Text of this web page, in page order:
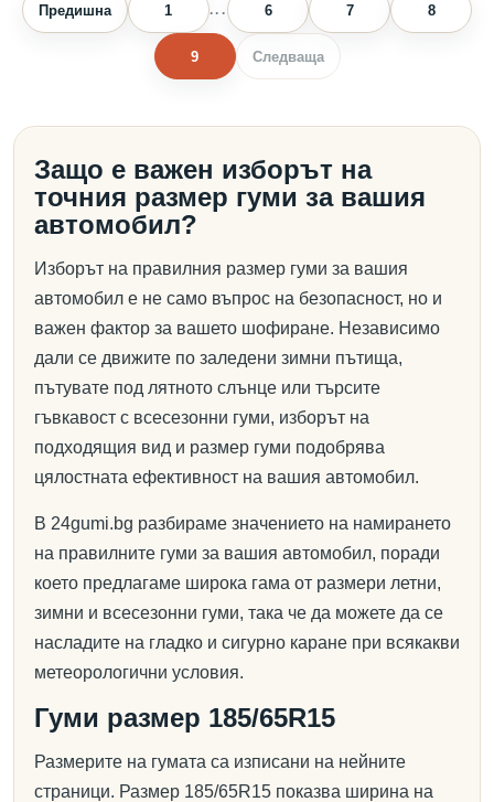
Предишна 1 ... 6 7 8
9 Следваща
Защо е важен изборът на
точния размер гуми за вашия
автомобил?
Изборът на правилния размер гуми за вашия
автомобил е не само въпрос на безопасност, но и
важен фактор за вашето шофиране. Независимо
дали се движите по заледени зимни пътища,
пътувате под лятното слънце или търсите
гъвкавост с всесезонни гуми, изборът на
подходящия вид и размер гуми подобрява
цялостната ефективност на вашия автомобил.
В 24gumi.bg разбираме значението на намирането
на правилните гуми за вашия автомобил, поради
което предлагаме широка гама от размери летни,
зимни и всесезонни гуми, така че да можете да се
насладите на гладко и сигурно каране при всякакви
метеорологични условия.
Гуми размер 185/65R15
Размерите на гумата са изписани на нейните
страници. Размер 185/65R15 показва ширина на